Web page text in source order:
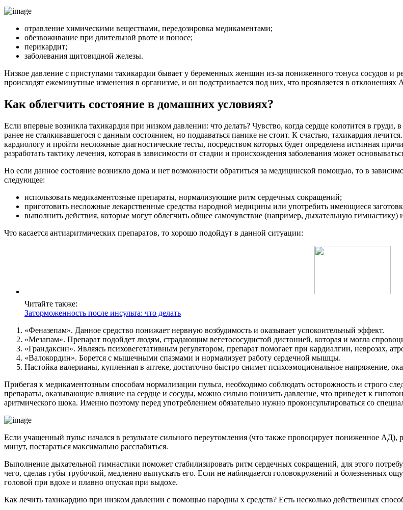
отравление химическими веществами, передозировка медикаментами;
обезвоживание при длительной рвоте и поносе;
перикардит;
заболевания щитовидной железы.
Низкое давление с приступами тахикардии бывает у беременных женщин из-за пониженного тонуса сосудов и
происходят ежеминутные изменения в организме, и он подстраивается под них, что проявляется в
Как облегчить состояние в домашних условиях?
Если впервые возникла тахикардия при низком давлении: что делать? Чувство, когда сердце колотится в
ранее не сталкивавшегося с данным состоянием, но поддаваться панике не стоит. К счастью, тахикардия
кардиологу и пройти несложные диагностические тесты, посредством которых будет определена истинная
разработать тактику лечения, которая в зависимости от стадии и происхождения заболевания может
Но если данное состояние возникло дома и нет возможности обратиться за медицинской помощью, то в
следующее:
использовать медикаментозные препараты, нормализующие ритм сердечных сокращений;
приготовить несложные лекарственные средства народной медицины или употребить имеющиеся
выполнить действия, которые могут облегчить общее самочувствие (например, дыхательную гимнастику)
Что касается антиаритмических препаратов, то хорошо подойдут в данной ситуации:
Читайте также:
Заторможенность после инсульта: что делать
«Феназепам». Данное средство понижает нервную возбудимость и оказывает успокоительный эффект.
«Мезапам». Препарат подойдет людям, страдающим вегетососудистой дистонией, которая и могла
«Грандаксин». Являясь психовегетативным регулятором, препарат помогает при кардиалгии,
«Валокордин». Борется с мышечными спазмами и нормализует работу сердечной мышцы.
Настойка валерианы, купленная в аптеке, достаточно быстро снимет психоэмоциональное напряжение,
Прибегая к медикаментозным способам нормализации пульса, необходимо соблюдать осторожность и строго
препараты, оказывающие влияние на сердце и сосуды, можно сильно понизить давление, что приведет к
аритмического шока. Именно поэтому перед употреблением обязательно нужно проконсультироваться со
Если учащенный пульс начался в результате сильного переутомления (что также провоцирует пониженное
минут, постараться максимально расслабиться.
Выполнение дыхательной гимнастики поможет стабилизировать ритм сердечных сокращений, для этого
чего, сделав губы трубочкой, медленно выпускать его. Если не наблюдается головокружений и болезненных
головой при вдохе и плавно опуская при выдохе.
Как лечить тахикардию при низком давлении с помощью народны х средств? Есть несколько действенных